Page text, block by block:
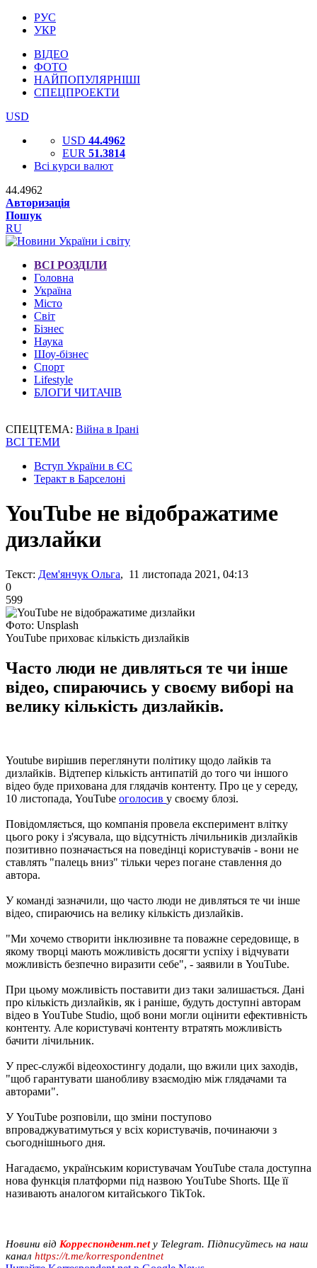
РУС
УКР
ВІДЕО
ФОТО
НАЙПОПУЛЯРНІШІ
СПЕЦПРОЕКТИ
USD
USD 44.4962
EUR 51.3814
Всі курси валют
44.4962
Авторизація
Пошук
RU
ВСІ РОЗДІЛИ
Головна
Україна
Місто
Світ
Бізнес
Наука
Шоу-бізнес
Спорт
Lifestyle
БЛОГИ ЧИТАЧІВ
СПЕЦТЕМА: Війна в Ірані
ВСІ ТЕМИ
Вступ України в ЄС
Теракт в Барселоні
YouTube не відображатиме
дизлайки
Текст: Дем'янчук Ольга, 11 листопада 2021, 04:13
0
599
Фото: Unsplash
YouTube приховає кількість дизлайків
Часто люди не дивляться те чи інше
відео, спираючись у своєму виборі на
велику кількість дизлайків.
Youtube вирішив переглянути політику щодо лайків та
дизлайків. Відтепер кількість антипатій до того чи іншого
відео буде прихована для глядачів контенту. Про це у середу,
10 листопада, YouTube оголосив у своєму блозі.
Повідомляється, що компанія провела експеримент влітку
цього року і з'ясувала, що відсутність лічильників дизлайків
позитивно позначається на поведінці користувачів - вони не
ставлять "палець вниз" тільки через погане ставлення до
автора.
У команді зазначили, що часто люди не дивляться те чи інше
відео, спираючись на велику кількість дизлайків.
"Ми хочемо створити інклюзивне та поважне середовище, в
якому творці мають можливість досягти успіху і відчувати
можливість безпечно виразити себе", - заявили в YouTube.
При цьому можливість поставити диз таки залишається. Дані
про кількість дизлайків, як і раніше, будуть доступні авторам
відео в YouTube Studio, щоб вони могли оцінити ефективність
контенту. Але користувачі контенту втратять можливість
бачити лічильник.
У прес-службі відеохостингу додали, що вжили цих заходів,
"щоб гарантувати шанобливу взаємодію між глядачами та
авторами".
У YouTube розповіли, що зміни поступово
впроваджуватимуться у всіх користувачів, починаючи з
сьогоднішнього дня.
Нагадаємо, українським користувачам YouTube стала доступна
нова функція платформи під назвою YouTube Shorts. Ще її
називають аналогом китайського TikTok.
Новини від Корреспондент.netу Telegram. Підписуйтесь на наш
канал https://t.me/korrespondentnet